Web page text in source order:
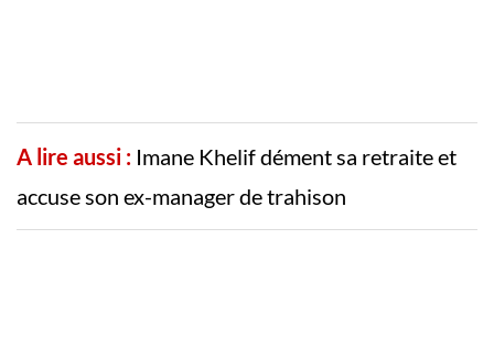
A lire aussi : Imane Khelif dément sa retraite et
accuse son ex-manager de trahison